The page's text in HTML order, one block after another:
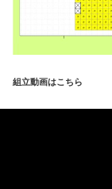
組立動画はこちら